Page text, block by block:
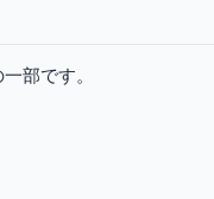
部です。